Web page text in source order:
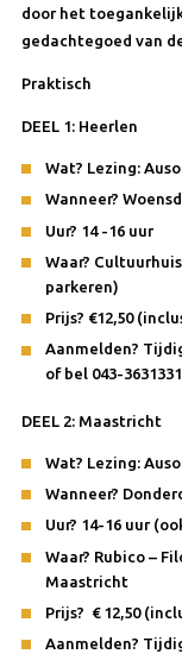
door het
gedachtegoed van
Praktisch
DEEL 1: Heerlen
Wat? Lezing:
Wanneer?
Uur? 14 -16 uur
Waar?
parkeren)
Prijs? €12,50
Aanmelden?
of bel 043-3631331
DEEL 2: Maastricht
Wat? Lezing:
Wanneer?
Uur? 14-16 uur
Waar? Rubico –
Maastricht
Prijs? € 12,50
Aanmelden?